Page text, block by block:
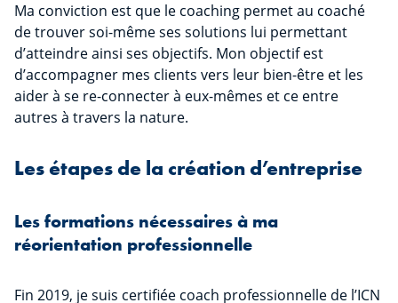
Ma conviction est que le coaching permet au coaché
de trouver soi-même ses solutions lui permettant
d’atteindre ainsi ses objectifs. Mon objectif est
d’accompagner mes clients vers leur bien-être et les
aider à se re-connecter à eux-mêmes et ce entre
autres à travers la nature.
Les étapes de la création d’entreprise
Les formations nécessaires à ma
réorientation professionnelle
Fin 2019, je suis certifiée coach professionnelle de l’ICN